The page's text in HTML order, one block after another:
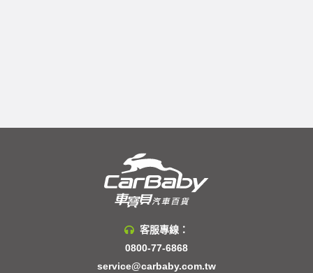
客服專線：
0800-77-6868
service@carbaby.com.tw